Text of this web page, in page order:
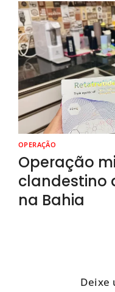
OPERAÇÃO
Operação
clandestino
na Bahia
Deixe